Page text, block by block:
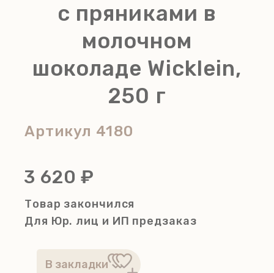
с пряниками в
молочном
шоколаде Wicklein,
250 г
Артикул 4180
3 620 ₽
Товар закончился
Для Юр. лиц и ИП предзаказ